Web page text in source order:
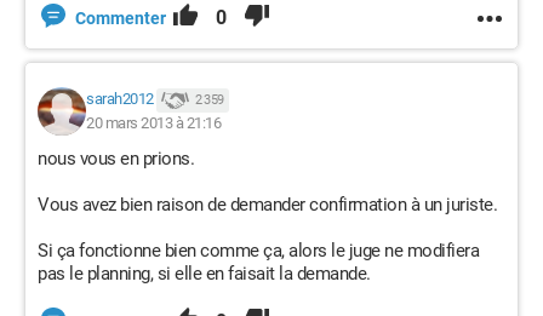
Commenter 0
sarah2012 2 359
20 mars 2013 à 21:16
nous vous en prions.
Vous avez bien raison de demander confirmation à un juriste.
Si ça fonctionne bien comme ça, alors le juge ne modifiera
pas le planning, si elle en faisait la demande.